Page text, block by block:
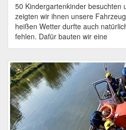
50 Kindergartenkinder besuchten
zeigten wir ihnen unsere
heißen Wetter durfte auch
fehlen. Dafür bauten wir eine